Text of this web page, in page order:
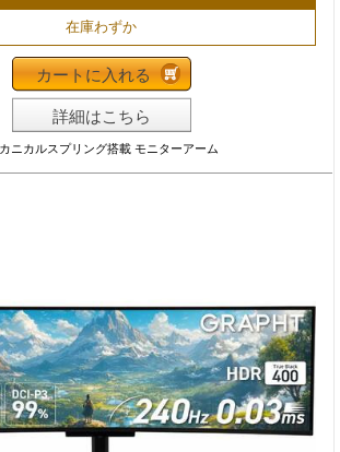
在庫わずか
カートに入れる
詳細はこちら
ニカルスプリング搭載 モニターアーム